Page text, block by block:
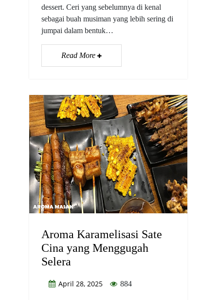
dessert. Ceri yang sebelumnya di kenal
sebagai buah musiman yang lebih sering di
jumpai dalam bentuk…
Read More
Aroma Karamelisasi Sate
Cina yang Menggugah
Selera
April 28, 2025 884